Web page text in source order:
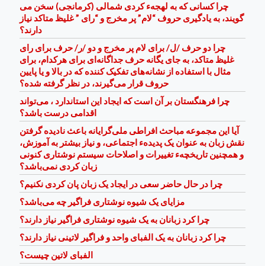
چرا کسانی که به لهجهء کردی شمالی (کرمانجی) سخن می
گویند، به یادگیری حروف “لام” پر مخرج و “رای ” غلیظ متاکد نیاز
دارند؟
چرا دو حرف /ل/ برای لام پر مخرج و دو /ر/ حرف برای رای
غلیظ متاکد، به جای یگانه حرف جداگانه‌ای برای هرکدام، برای
مثال با استفاده از نشانه‌های تفکیک کننده که در بالا و یا پایین
حروف قرار می‌گیرند، در نظر گرفته شده؟
چرا فرهنگستان بر آن است که ایجاد این استاندارد ، می‌تواند
اقدامی درست ‌باشد؟
آیا این مجموعه مباحث افراطی ملی‌گرایانه باعث نادیده گرفتن
نقش زبان به عنوان یک پدیدهء اجتماعی، و نیاز بیشتر به آموزش،
و همچنین تاریخچهء تغییرات و اصلاحات سیستم نوشتاری کنونی
زبان کردی نمی‌باشد؟
چرا در حال حاضر سعی در ایجاد یک زبان پان کردی نکنیم؟
مزایای یک شیوه نوشتاری فراگیر چه می‌باشد؟
چرا کرد زبانان به یک شیوه نوشتاری فراگیر نیاز دارند؟
چرا کرد زبانان به یک الفبای واحد و فراگیر لاتینی نیاز دارند؟
الفبای لاتین چیست؟